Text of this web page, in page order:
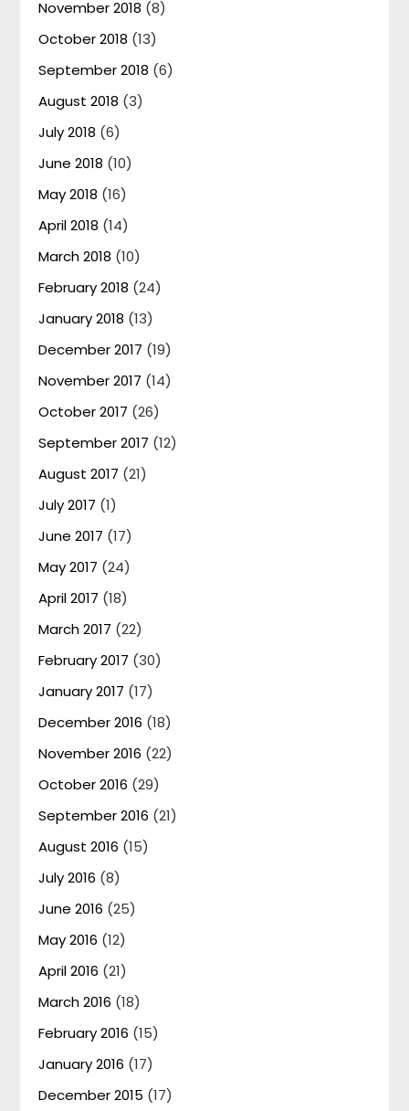
November 2018 (8)
October 2018 (13)
September 2018 (6)
August 2018 (3)
July 2018 (6)
June 2018 (10)
May 2018 (16)
April 2018 (14)
March 2018 (10)
February 2018 (24)
January 2018 (13)
December 2017 (19)
November 2017 (14)
October 2017 (26)
September 2017 (12)
August 2017 (21)
July 2017 (1)
June 2017 (17)
May 2017 (24)
April 2017 (18)
March 2017 (22)
February 2017 (30)
January 2017 (17)
December 2016 (18)
November 2016 (22)
October 2016 (29)
September 2016 (21)
August 2016 (15)
July 2016 (8)
June 2016 (25)
May 2016 (12)
April 2016 (21)
March 2016 (18)
February 2016 (15)
January 2016 (17)
December 2015 (17)